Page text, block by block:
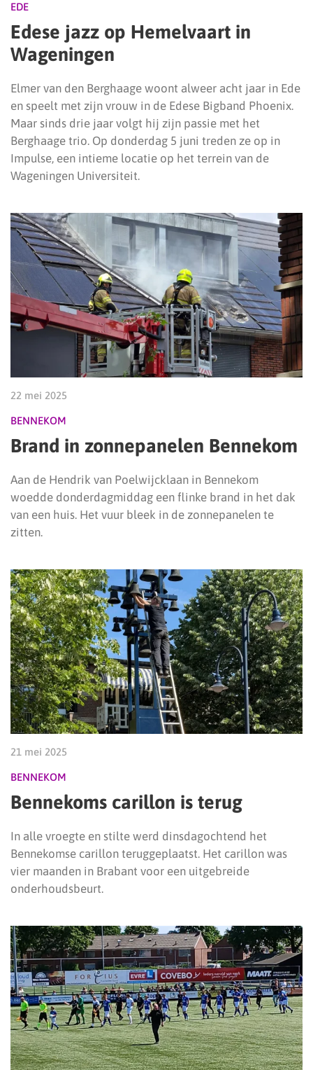
EDE
Edese jazz op Hemelvaart in
Wageningen
Elmer van den Berghaage woont alweer acht jaar in Ede
en speelt met zijn vrouw in de Edese Bigband Phoenix.
Maar sinds drie jaar volgt hij zijn passie met het
Berghaage trio. Op donderdag 5 juni treden ze op in
Impulse, een intieme locatie op het terrein van de
Wageningen Universiteit.
22 mei 2025
BENNEKOM
Brand in zonnepanelen Bennekom
Aan de Hendrik van Poelwijcklaan in Bennekom
woedde donderdagmiddag een flinke brand in het dak
van een huis. Het vuur bleek in de zonnepanelen te
zitten.
21 mei 2025
BENNEKOM
Bennekoms carillon is terug
In alle vroegte en stilte werd dinsdagochtend het
Bennekomse carillon teruggeplaatst. Het carillon was
vier maanden in Brabant voor een uitgebreide
onderhoudsbeurt.